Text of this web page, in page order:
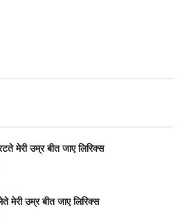
मेरी उम्र बीत जाए लिरिक्स
मेरी उम्र बीत जाए लिरिक्स